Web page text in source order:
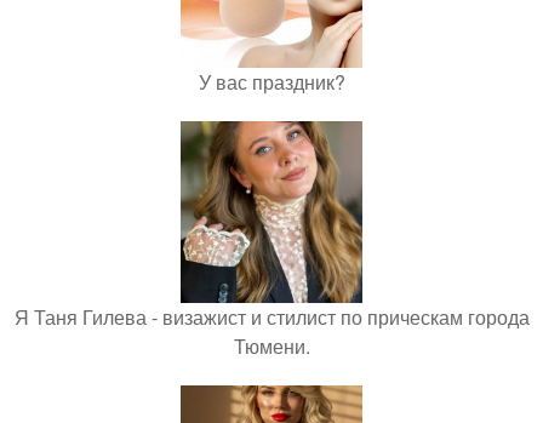
У вас праздник?
Я Таня Гилева - визажист и стилист по прическам города
Тюмени.